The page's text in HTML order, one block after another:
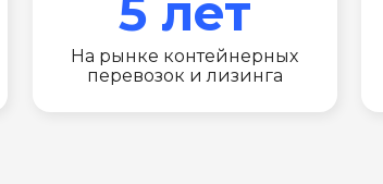
5 лет
На рынке контейнерных
перевозок и лизинга